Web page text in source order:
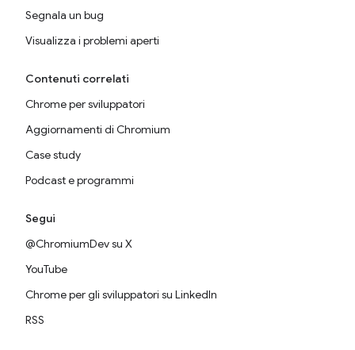
Segnala un bug
Visualizza i problemi aperti
Contenuti correlati
Chrome per sviluppatori
Aggiornamenti di Chromium
Case study
Podcast e programmi
Segui
@ChromiumDev su X
YouTube
Chrome per gli sviluppatori su LinkedIn
RSS